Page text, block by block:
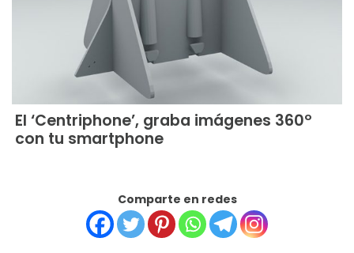
El ‘Centriphone’, graba imágenes 360º
con tu smartphone
Comparte en redes